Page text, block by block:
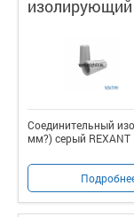
Соединительный
мм?) серый REXANT